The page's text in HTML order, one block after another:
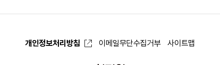
개인정보처리방침 이메일무단수집거부 사이트맵